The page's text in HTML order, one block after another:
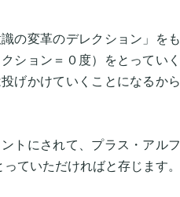
の変革のデレクション」をも
ション＝０度）をとっていく
げかけていくことになるから
トにされて、プラス・アルフ
ていただければと存じます。